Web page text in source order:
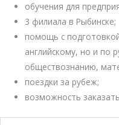
обучения для
3 филиала в Рыбинске;
помощь с
английскому, но и по
обществознанию,
поездки за рубеж;
возможность